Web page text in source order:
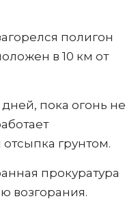
полигон
в 10 км от
пока огонь не
грунтом.
прокуратура
возгорания.